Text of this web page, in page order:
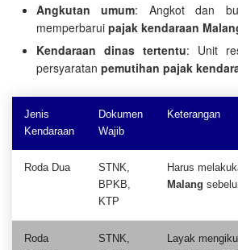
Angkutan umum: Angkot dan
memperbarui pajak kendaraan
Kendaraan dinas tertentu: Unit
persyaratan pemutihan pajak
Jenis
Kendaraan
Dokumen
Wajib
Keterangan
Roda Dua
STNK,
BPKB,
KTP
Harus
Malang
Roda
STNK,
Layak